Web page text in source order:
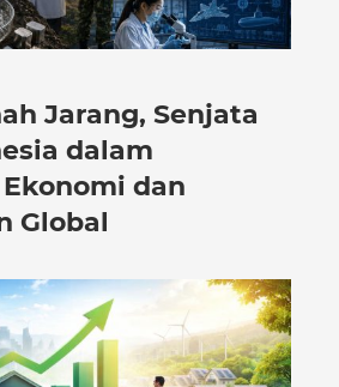
Jarang, Senjata
dalam
dan
Global